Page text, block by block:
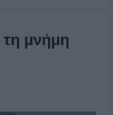
μνήμη